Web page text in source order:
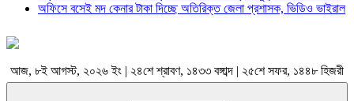
অফিসে বসেই মদ কেনার টাকা দিচ্ছে অতিরিক্ত জেলা প্রশাসক, ভিডিও ভাইরাল
আজ, ৮ই আগস্ট, ২০২৬ ইং | ২৪শে শ্রাবণ, ১৪৩৩ বঙ্গাব্দ | ২৫শে সফর, ১৪৪৮ হিজরী